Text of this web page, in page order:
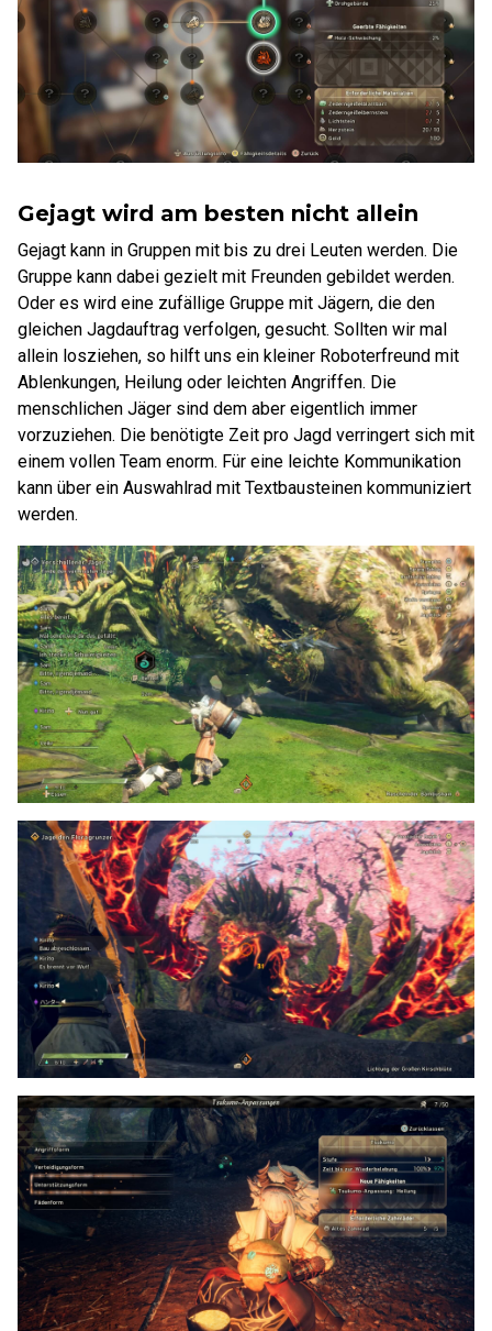
Gejagt wird am besten nicht allein
Gejagt kann in Gruppen mit bis zu drei Leuten werden. Die
Gruppe kann dabei gezielt mit Freunden gebildet werden.
Oder es wird eine zufällige Gruppe mit Jägern, die den
gleichen Jagdauftrag verfolgen, gesucht. Sollten wir mal
allein losziehen, so hilft uns ein kleiner Roboterfreund mit
Ablenkungen, Heilung oder leichten Angriffen. Die
menschlichen Jäger sind dem aber eigentlich immer
vorzuziehen. Die benötigte Zeit pro Jagd verringert sich mit
einem vollen Team enorm. Für eine leichte Kommunikation
kann über ein Auswahlrad mit Textbausteinen kommuniziert
werden.